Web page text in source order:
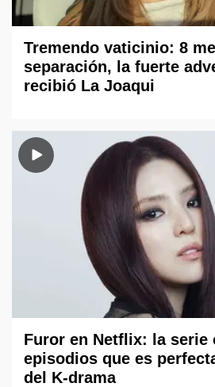
Tremendo vaticinio: 8
separación, la fuerte
recibió La Joaqui
Furor en Netflix: la serie
episodios que es
del K-drama